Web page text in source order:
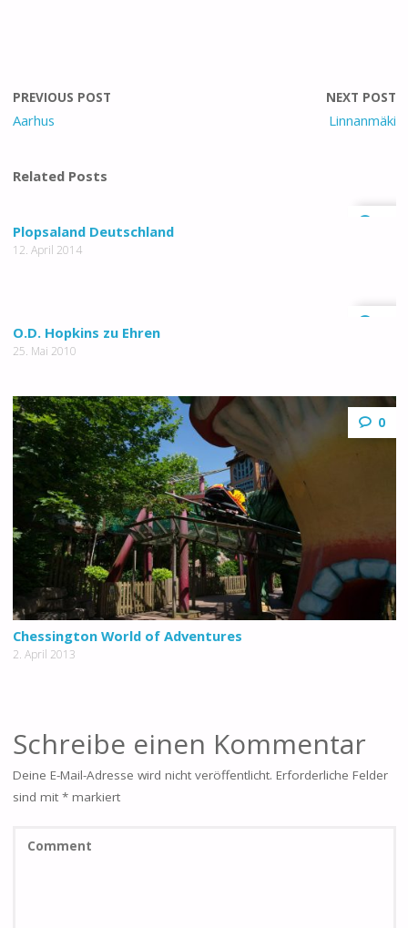
PREVIOUS POST
Aarhus
NEXT POST
Linnanmäki
Related Posts
Plopsaland Deutschland
12. April 2014
O.D. Hopkins zu Ehren
25. Mai 2010
0
Chessington World of Adventures
2. April 2013
Schreibe einen Kommentar
Deine E-Mail-Adresse wird nicht veröffentlicht. Erforderliche Felder
sind mit *markiert